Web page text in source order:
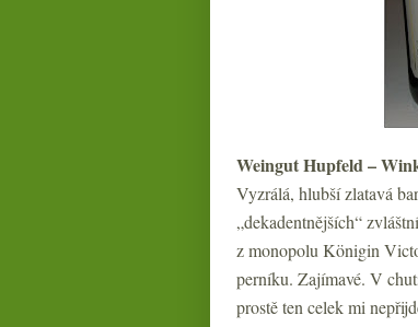
Weingut Hupfeld –
Vyzrálá, hlubší zlatavá
„dekadentnějších“
z monopolu Königin
perníku. Zajímavé. V
prostě ten celek mi